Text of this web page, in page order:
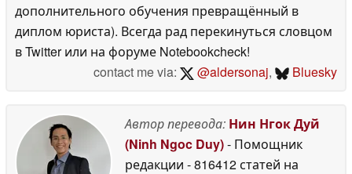
дополнительного обучения превращённый в
диплом юриста). Всегда рад перекинуться словцом
в Twitter или на форуме Notebookcheck!
contact me via:
@aldersonaj, Bluesky
Автор перевода: Нин Нгок Дуй
(Ninh Ngoc Duy)- Помощник
редакции - 816412 статей на